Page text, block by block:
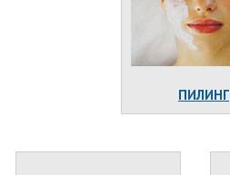
ПИЛИНГ